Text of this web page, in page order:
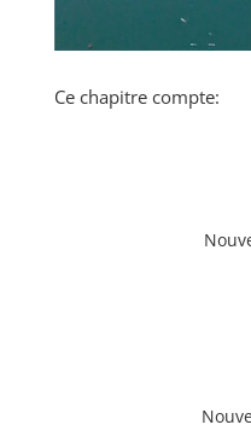
Ce chapitre compte: